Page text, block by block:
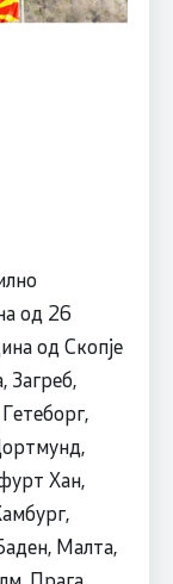
од 26
од Скопје
Загреб,
Хан,
Малта,